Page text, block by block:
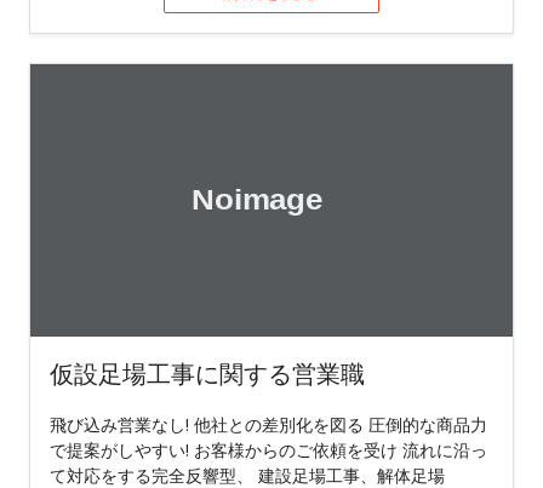
仮設足場工事に関する営業職
飛び込み営業なし! 他社との差別化を図る 圧倒的な商品力
で提案がしやすい! お客様からのご依頼を受け 流れに沿っ
て対応をする完全反響型、 建設足場工事、解体足場